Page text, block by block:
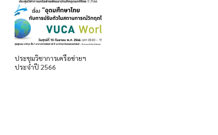
ประชุมวิชาการเครือข่ายฯ
ประจำปี 2566